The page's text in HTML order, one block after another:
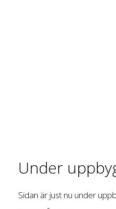
Under
Sidan är just nu under